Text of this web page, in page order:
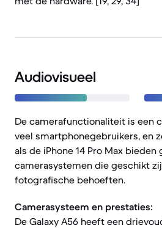
Audiovisueel
De camerafunctionaliteit is een
veel smartphonegebruikers, en
als de iPhone 14 Pro Max bieden
camerasystemen die geschikt
fotografische behoeften.
Camerasysteem en prestaties:
De Galaxy A56 heeft een